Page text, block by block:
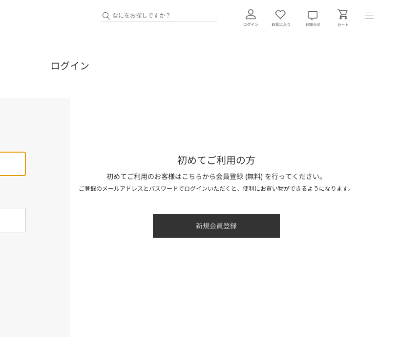
ログイン
初めてご利用の方
初めてご利用のお客様はこちらから会員登録 (無料) を行ってください。
ご登録のメールアドレスとパスワードでログインいただくと、便利にお買い物ができるようになります。